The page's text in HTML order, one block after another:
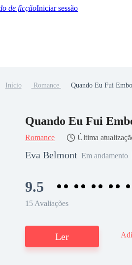
de ficçãoIniciar sessão
Início Romance Quando Eu Fui
Quando Eu Fui
Romance Última
Eva Belmont Em andamento
9.5
15 Avaliações
Ler